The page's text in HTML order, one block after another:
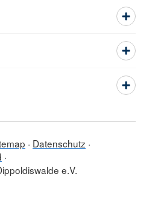
Datenschutz
e.V.